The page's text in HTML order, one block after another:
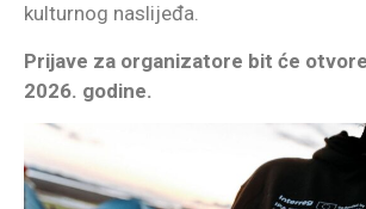
kulturnog naslijeđa.
Prijave za organizatore bit će
2026. godine.